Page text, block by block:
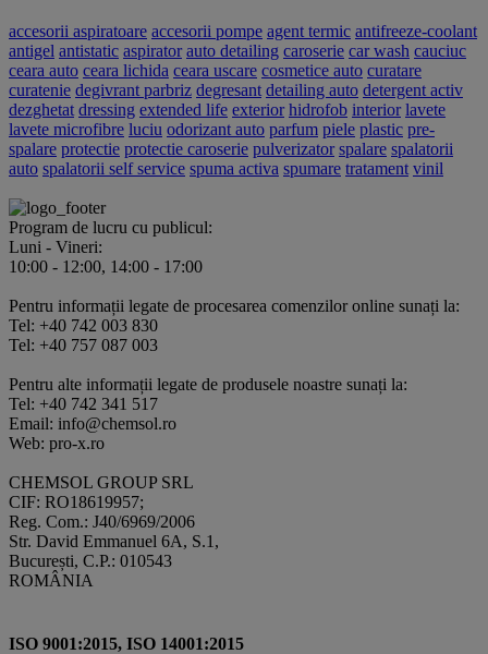
accesorii aspiratoare accesorii pompe agent termic antifreeze-coolant
antigel antistatic aspirator auto detailing caroserie car wash cauciuc
ceara auto ceara lichida ceara uscare cosmetice auto curatare
curatenie degivrant parbriz degresant detailing auto detergent activ
dezghetat dressing extended life exterior hidrofob interior lavete
lavete microfibre luciu odorizant auto parfum piele plastic pre-
spalare protectie protectie caroserie pulverizator spalare spalatorii
auto spalatorii self service spuma activa spumare tratament vinil
Program de lucru cu publicul:
Luni - Vineri:
10:00 - 12:00, 14:00 - 17:00
Pentru informații legate de procesarea comenzilor online sunați la:
Tel: +40 742 003 830
Tel: +40 757 087 003
Pentru alte informații legate de produsele noastre sunați la:
Tel: +40 742 341 517
Email: info@chemsol.ro
Web: pro-x.ro
CHEMSOL GROUP SRL
CIF: RO18619957;
Reg. Com.: J40/6969/2006
Str. David Emmanuel 6A, S.1,
București, C.P.: 010543
ROMÂNIA
ISO 9001:2015, ISO 14001:2015